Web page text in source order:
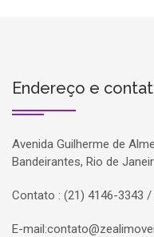
Endereço e
Avenida Guilherme de
Bandeirantes, Rio de
Contato : (21) 4146-3343 /
E-mail: